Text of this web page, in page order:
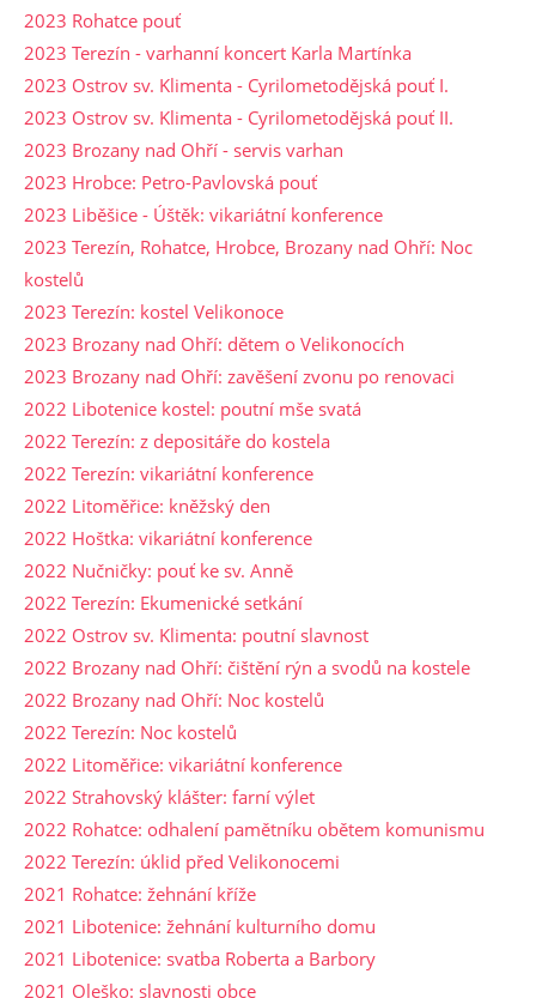
2023 Rohatce pouť
2023 Terezín - varhanní koncert Karla Martínka
2023 Ostrov sv. Klimenta - Cyrilometodějská pouť I.
2023 Ostrov sv. Klimenta - Cyrilometodějská pouť II.
2023 Brozany nad Ohří - servis varhan
2023 Hrobce: Petro-Pavlovská pouť
2023 Liběšice - Úštěk: vikariátní konference
2023 Terezín, Rohatce, Hrobce, Brozany nad Ohří: Noc
kostelů
2023 Terezín: kostel Velikonoce
2023 Brozany nad Ohří: dětem o Velikonocích
2023 Brozany nad Ohří: zavěšení zvonu po renovaci
2022 Libotenice kostel: poutní mše svatá
2022 Terezín: z depositáře do kostela
2022 Terezín: vikariátní konference
2022 Litoměřice: kněžský den
2022 Hoštka: vikariátní konference
2022 Nučničky: pouť ke sv. Anně
2022 Terezín: Ekumenické setkání
2022 Ostrov sv. Klimenta: poutní slavnost
2022 Brozany nad Ohří: čištění rýn a svodů na kostele
2022 Brozany nad Ohří: Noc kostelů
2022 Terezín: Noc kostelů
2022 Litoměřice: vikariátní konference
2022 Strahovský klášter: farní výlet
2022 Rohatce: odhalení pamětníku obětem komunismu
2022 Terezín: úklid před Velikonocemi
2021 Rohatce: žehnání kříže
2021 Libotenice: žehnání kulturního domu
2021 Libotenice: svatba Roberta a Barbory
2021 Oleško: slavnosti obce